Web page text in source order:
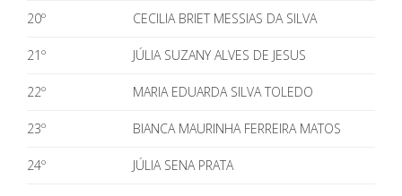
20º CECILIA BRIET MESSIAS DA SILVA
21º JÚLIA SUZANY ALVES DE JESUS
22º MARIA EDUARDA SILVA TOLEDO
23º BIANCA MAURINHA FERREIRA MATOS
24º JÚLIA SENA PRATA